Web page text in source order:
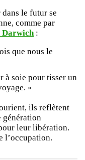
le futur se
comme par
Darwich:
que nous le
à soie pour tisser un
»
ils reflètent
génération
leur libération.
l’occupation.